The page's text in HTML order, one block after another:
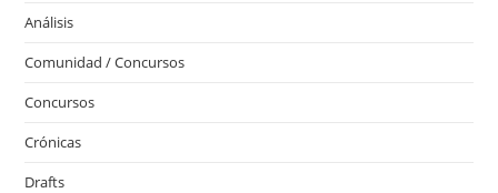
Análisis
Comunidad / Concursos
Concursos
Crónicas
Drafts